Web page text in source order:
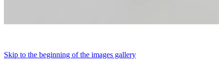
Skip to the beginning of the images gallery